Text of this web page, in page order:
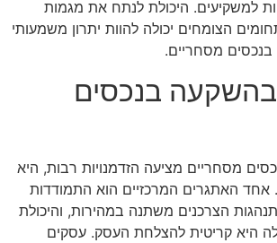
למשקיעים. היכולת לנתח את מגמות
הצומחים יכולה להוות יתרון משמעותי
מסחריים.
בנכסים
מסחריים מציעה הזדמנויות רבות, היא
אחד האתגרים המרכזיים הוא התמודדות
הצרכנים משתנה במהירות, והיכולת
היא קריטית להצלחת העסק. עסקים